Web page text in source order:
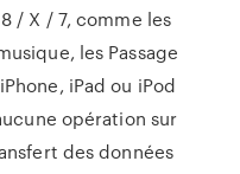
/ X / 7, comme les
les Passage
iPad ou iPod
opération sur
des données